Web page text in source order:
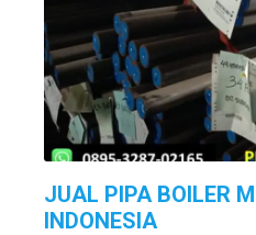
JUAL PIPA BOILER
INDONESIA